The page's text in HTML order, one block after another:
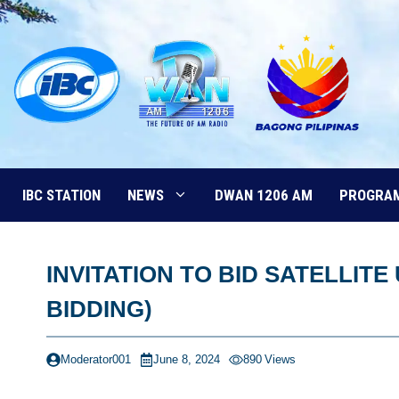
Skip
content
IBC STATION NEWS DWAN 1206 AM
INVITATION TO BID
BIDDING)
Moderator001 June 8, 2024 890 Views